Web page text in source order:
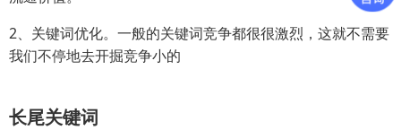
2、关键词优化。一般的关键词竞争都很很激烈，这就不需要
我们不停地去开掘竞争小的
长尾关键词